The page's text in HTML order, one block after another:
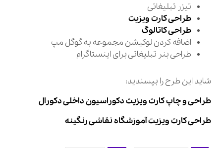
تیزر تبلیغاتی
طراحی کارت ویزیت
طراحی کاتالوگ
اضافه کردن لوکیشن مجموعه به گوگل مپ
طراحی بنر تبلیغاتی برای اینستاگرام
شاید این طرح را بپسندید:
طراحی و چاپ کارت ویزیت دکوراسیون داخلی دکورال
طراحی کارت ویزیت آموزشگاه نقاشی رنگینه